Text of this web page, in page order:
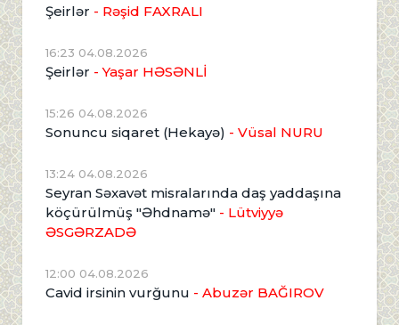
Şeirlər - Rəşid FAXRALI
16:23 04.08.2026
Şeirlər - Yaşar HƏSƏNLİ
15:26 04.08.2026
Sonuncu siqaret (Hekayə) - Vüsal NURU
13:24 04.08.2026
Seyran Səxavət misralarında daş yaddaşına
köçürülmüş "Əhdnamə" - Lütviyyə
ƏSGƏRZADƏ
12:00 04.08.2026
Cavid irsinin vurğunu - Abuzər BAĞIROV